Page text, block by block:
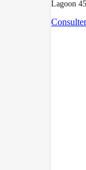
Lagoon
Consulter